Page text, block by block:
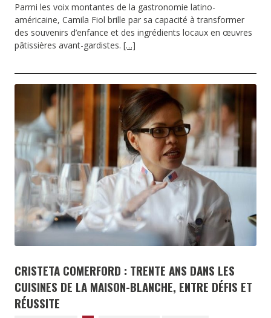
Parmi les voix montantes de la gastronomie latino-
américaine, Camila Fiol brille par sa capacité à transformer
des souvenirs d’enfance et des ingrédients locaux en œuvres
pâtissières avant-gardistes. […]
CRISTETA COMERFORD : TRENTE ANS DANS LES
CUISINES DE LA MAISON-BLANCHE, ENTRE DÉFIS ET
RÉUSSITE